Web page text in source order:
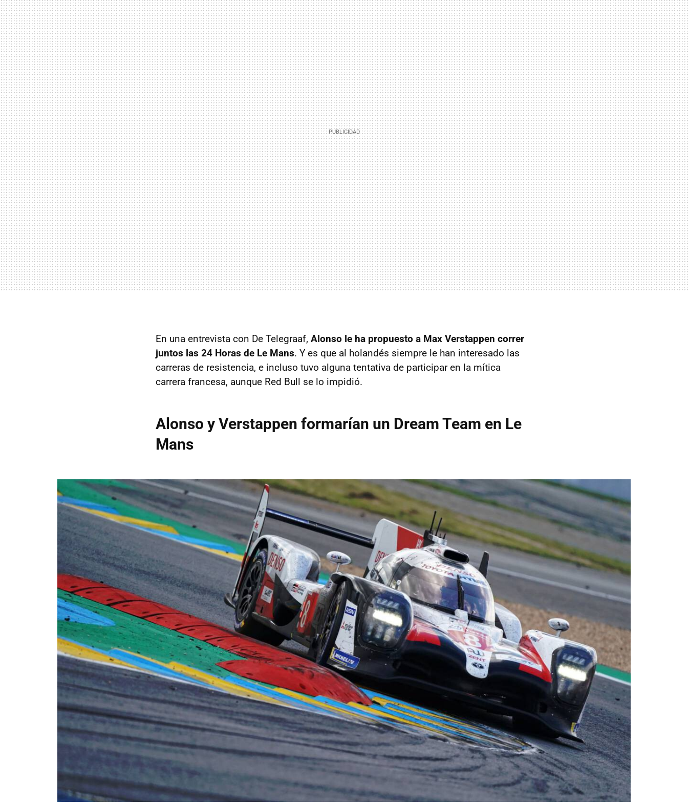
En una entrevista con De Telegraaf, Alonso le ha propuesto a Max Verstappen correr
juntos las 24 Horas de Le Mans. Y es que al holandés siempre le han interesado las
carreras de resistencia, e incluso tuvo alguna tentativa de participar en la mítica
carrera francesa, aunque Red Bull se lo impidió.
Alonso y Verstappen formarían un Dream Team en Le
Mans